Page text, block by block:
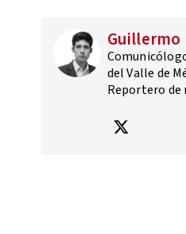
Guillermo
del Valle de
Reportero de